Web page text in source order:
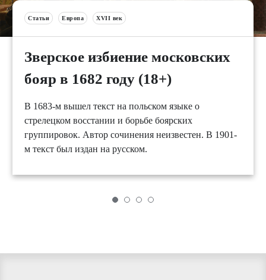
Статьи Европа XVII век
Зверское избиение московских
бояр в 1682 году (18+)
В 1683-м вышел текст на польском языке о
стрелецком восстании и борьбе боярских
группировок. Автор сочинения неизвестен. В 1901-
м текст был издан на русском.